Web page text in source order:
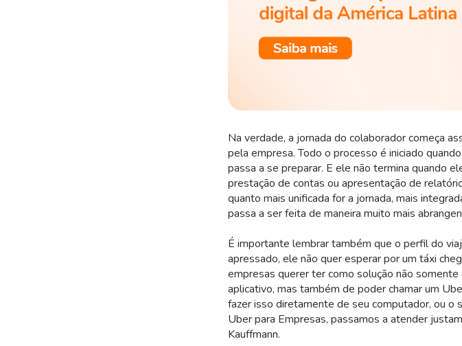
Na verdade, a jornada do colaborador começa
pela empresa. Todo o processo é iniciado
passa a se preparar. E ele não termina quando
prestação de contas ou apresentação de
quanto mais unificada for a jornada, mais
passa a ser feita de maneira muito mais
É importante lembrar também que o perfil do
apressado, ele não quer esperar por um táxi
empresas querer ter como solução não
aplicativo, mas também de poder chamar um
fazer isso diretamente de seu computador, ou o
Uber para Empresas, passamos a atender
Kauffmann.